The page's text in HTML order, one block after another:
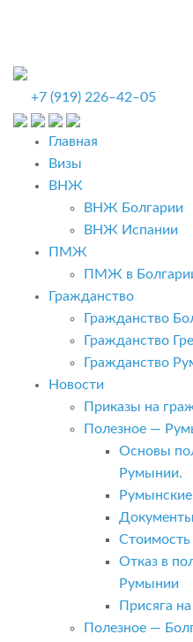
+7 (919) 226‒42‒05
Главная
Визы
ВНЖ
ВНЖ Болгарии
ВНЖ Испании
ПМЖ
ПМЖ в
Гражданство
Гражданство
Гражданство
Гражданство
Новости
Приказы на
Полезное —
Основы
Румынии.
Отказ в
Румынии
Присяга
Полезное —